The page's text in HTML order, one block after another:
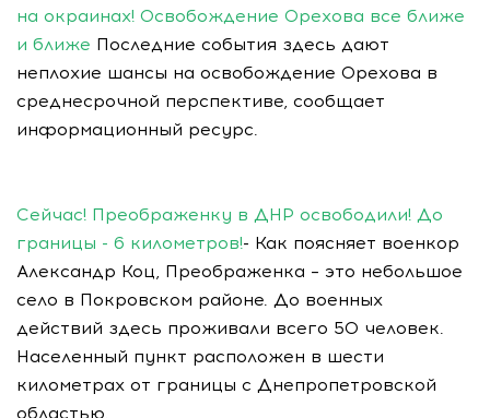
на окраинах! Освобождение Орехова все ближе
и ближе Последние события здесь дают
неплохие шансы на освобождение Орехова в
среднесрочной перспективе, сообщает
информационный ресурс.
Сейчас! Преображенку в ДНР освободили! До
границы - 6 километров!- Как поясняет военкор
Александр Коц, Преображенка – это небольшое
село в Покровском районе. До военных
действий здесь проживали всего 50 человек.
Населенный пункт расположен в шести
километрах от границы с Днепропетровской
областью.